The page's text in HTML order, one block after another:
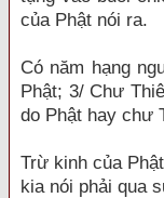
của Phật nói ra.
Có năm hạng
Phật; 3/ Chư
do Phật hay chư
Trừ kinh của
kia nói phải qua